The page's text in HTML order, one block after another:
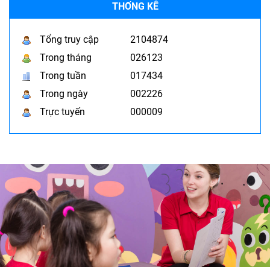
THỐNG KÊ
Tổng truy cập
2104874
Trong tháng
026123
Trong tuần
017434
Trong ngày
002226
Trực tuyến
000009